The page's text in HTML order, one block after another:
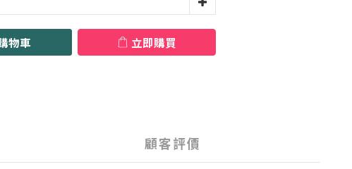
物車 立即購買
顧客評價